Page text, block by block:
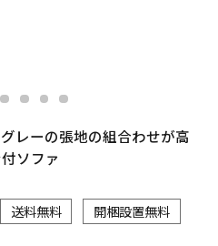
レーの張地の組合わせが高
ソファ
送料無料 開梱設置無料